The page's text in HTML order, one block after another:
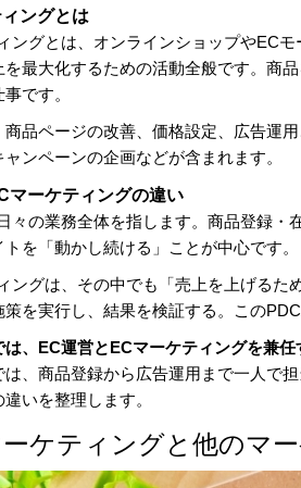
ングとは
ングとは、オンラインショップやEC
を最大化するための活動全般です。商
です。
商品ページの改善、価格設定、広告運
ンペーンの企画などが含まれます。
マーケティングの違い
々の業務全体を指します。商品登録・
を「動かし続ける」ことが中心です。
ングは、その中でも「売上を上げるた
を実行し、結果を検証する。この
、EC運営とECマーケティングを兼任
は、商品登録から広告運用まで一人で
いを整理します。
ケティングと他のマ